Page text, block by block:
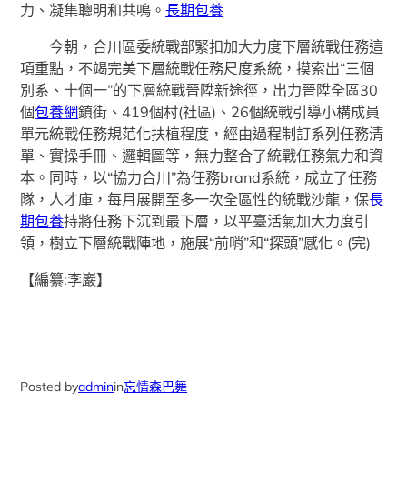
力、凝集聰明和共鳴。長期包養
今朝，合川區委統戰部緊扣加大力度下層統戰任務這
項重點，不竭完美下層統戰任務尺度系統，摸索出“三個
別系、十個一”的下層統戰晉陞新途徑，出力晉陞全區30
個包養網鎮街、419個村(社區)、26個統戰引導小構成員
單元統戰任務規范化扶植程度，經由過程制訂系列任務清
單、實操手冊、邏輯圖等，無力整合了統戰任務氣力和資
本。同時，以“協力合川”為任務brand系統，成立了任務
隊，人才庫，每月展開至多一次全區性的統戰沙龍，保長
期包養持將任務下沉到最下層，以平臺活氣加大力度引
領，樹立下層統戰陣地，施展“前哨”和“探頭”感化。(完)
【編纂:李巖】
Posted byadminin忘情森巴舞